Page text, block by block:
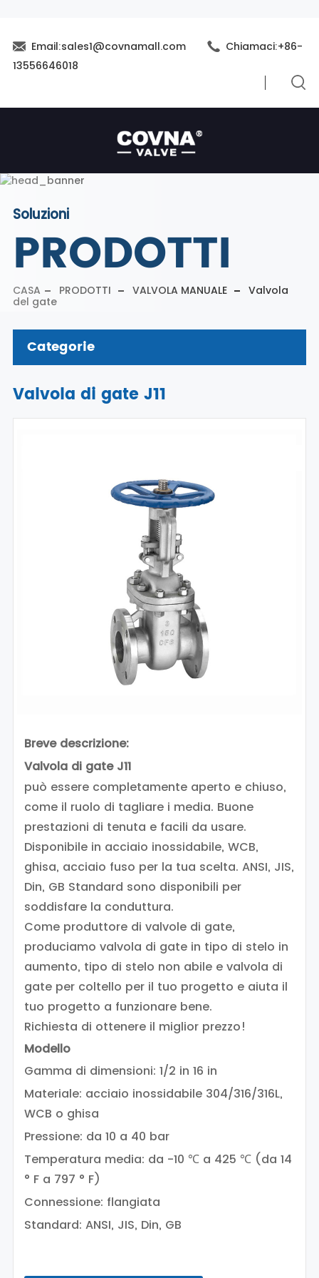
Email:sales1@covnamall.com
Chiamaci:+86-
13556646018
Soluzioni
PRODOTTI
CASA PRODOTTI VALVOLA MANUALE
Valvola
del gate
Categorie
Valvola di gate J11
Breve descrizione:
Valvola di gate J11
può essere completamente aperto e chiuso,
come il ruolo di tagliare i media. Buone
prestazioni di tenuta e facili da usare.
Disponibile in acciaio inossidabile, WCB,
ghisa, acciaio fuso per la tua scelta. ANSI, JIS,
Din, GB Standard sono disponibili per
soddisfare la conduttura.
Come produttore di valvole di gate,
produciamo valvola di gate in tipo di stelo in
aumento, tipo di stelo non abile e valvola di
gate per coltello per il tuo progetto e aiuta il
tuo progetto a funzionare bene.
Richiesta di ottenere il miglior prezzo!
Modello
Gamma di dimensioni: 1/2 in 16 in
Materiale: acciaio inossidabile 304/316/316L,
WCB o ghisa
Pressione: da 10 a 40 bar
Temperatura media: da -10 ℃ a 425 ℃ (da 14
° F a 797 ° F)
Connessione: flangiata
Standard: ANSI, JIS, Din, GB